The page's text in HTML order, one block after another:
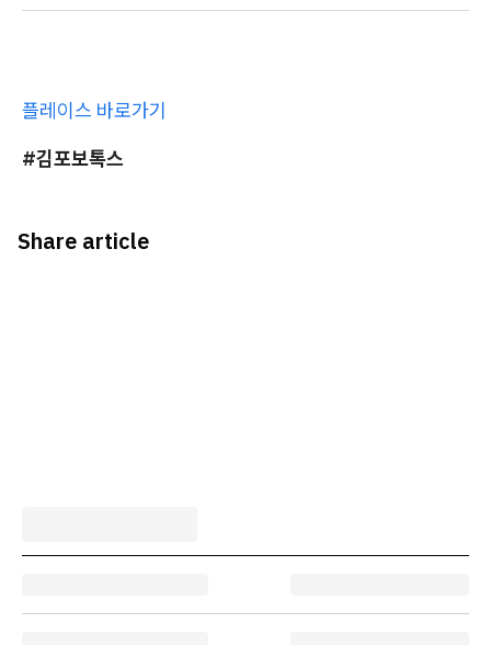
플레이스 바로가기
#김포보톡스
Share article